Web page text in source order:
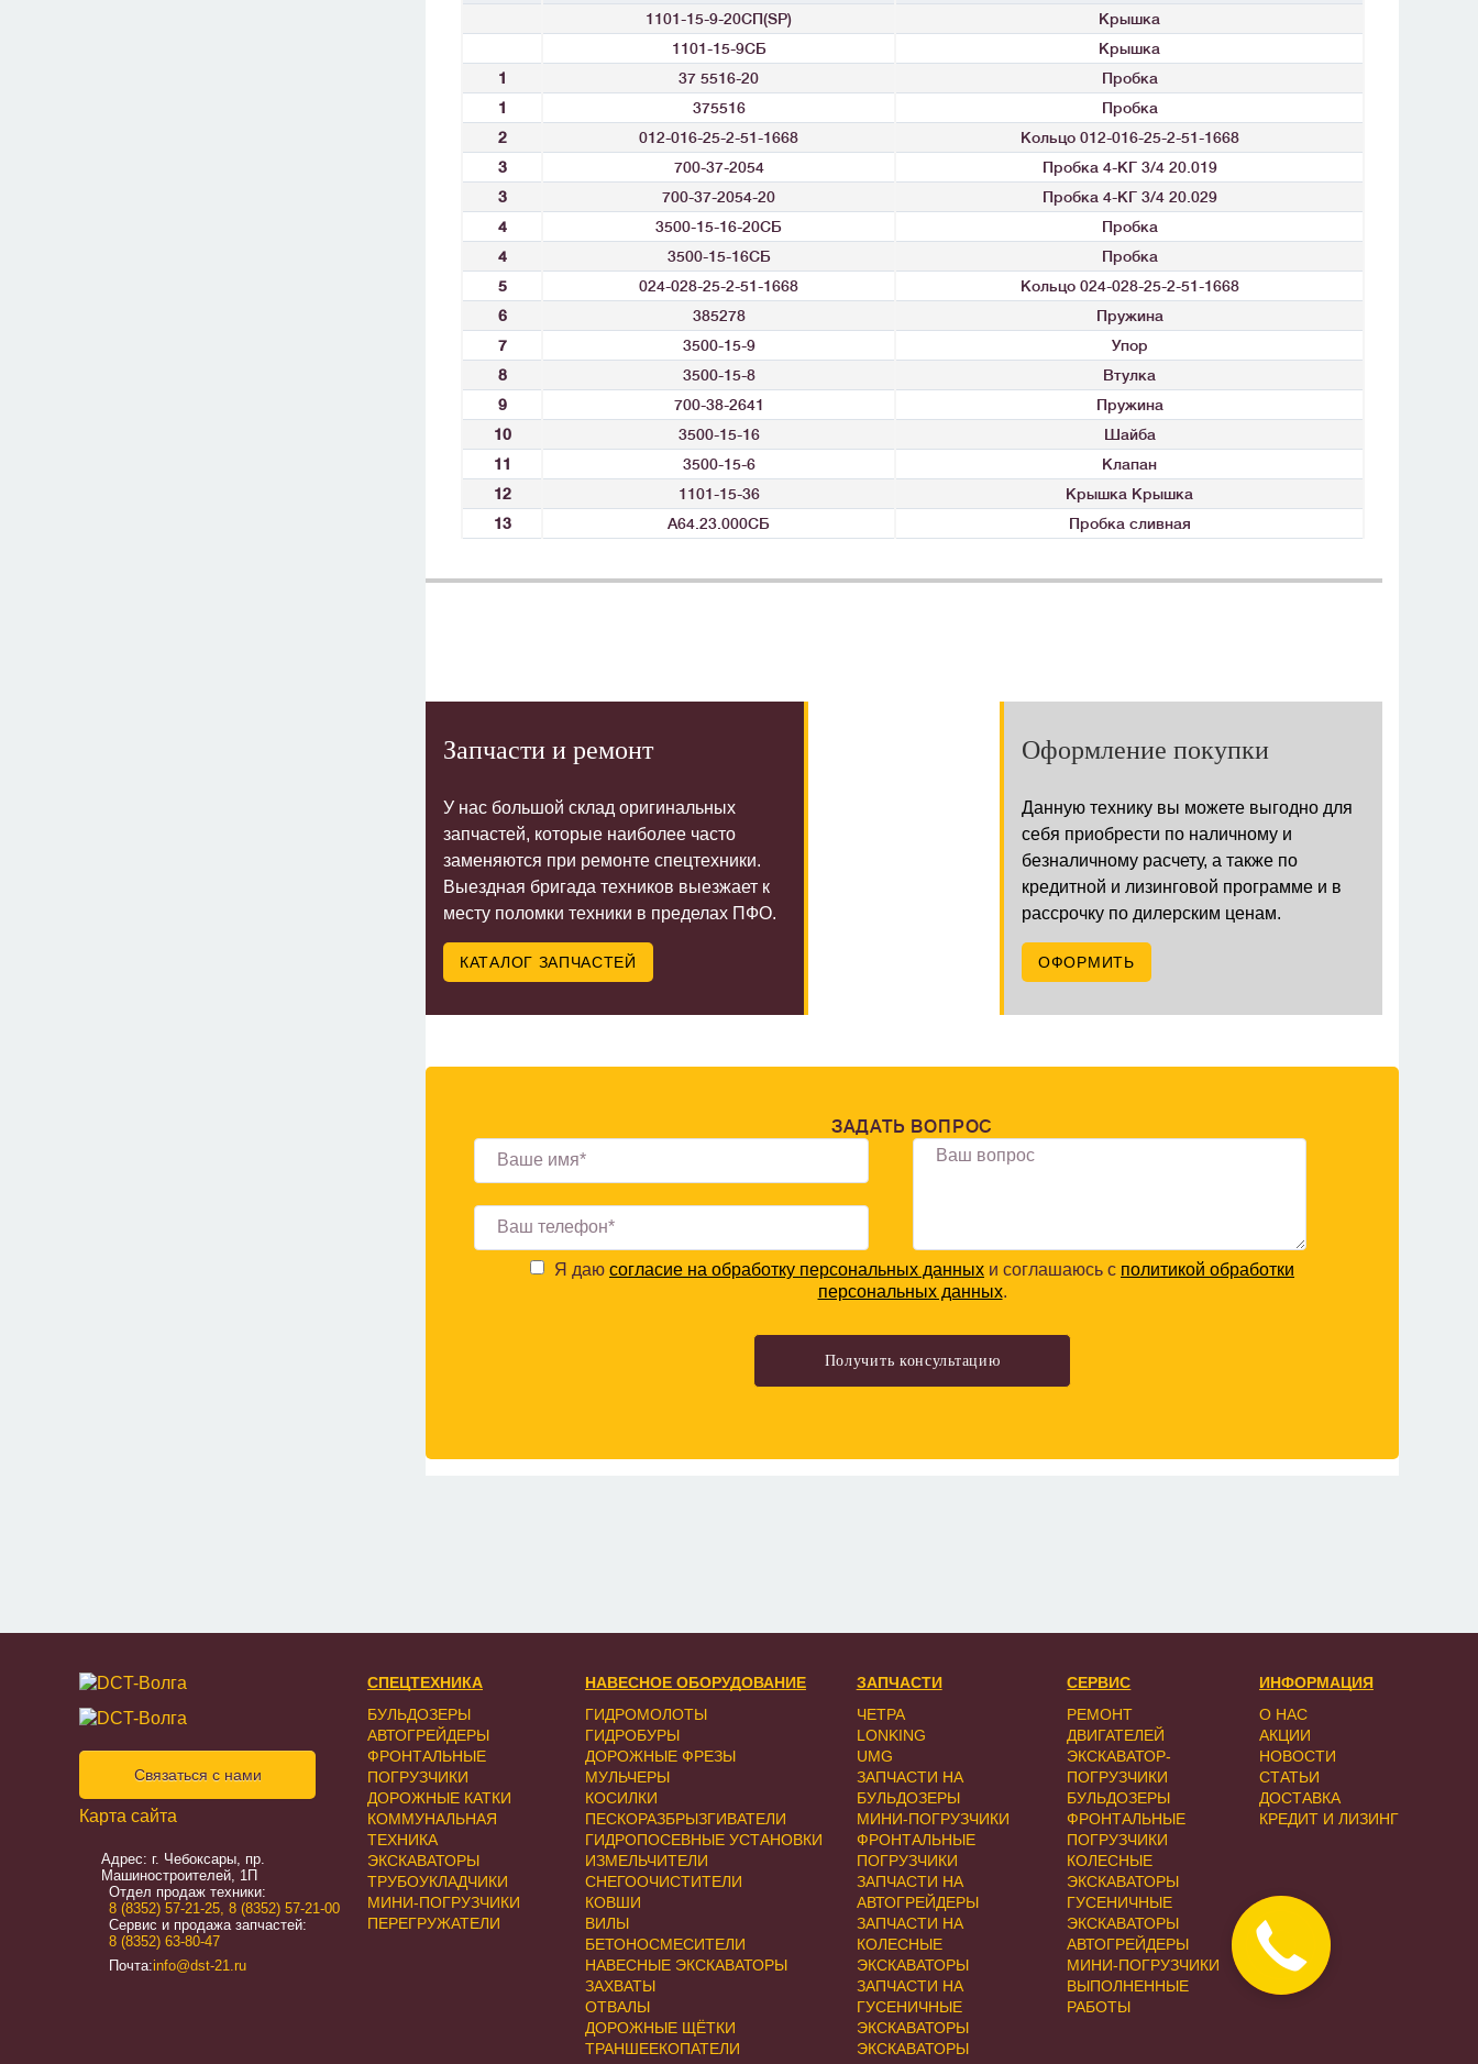
1101-15-9-20СП(SP)
Крышка
1101-15-9СБ
Крышка
1
37 5516-20
Пробка
1
375516
Пробка
2
012-016-25-2-51-1668
Кольцо 012-016-25-2-51-1668
3
700-37-2054
Пробка 4-КГ 3/4 20.019
3
700-37-2054-20
Пробка 4-КГ 3/4 20.029
4
3500-15-16-20СБ
Пробка
4
3500-15-16СБ
Пробка
5
024-028-25-2-51-1668
Кольцо 024-028-25-2-51-1668
6
385278
Пружина
7
3500-15-9
Упор
8
3500-15-8
Втулка
9
700-38-2641
Пружина
10
3500-15-16
Шайба
11
3500-15-6
Клапан
12
1101-15-36
Крышка Крышка
13
А64.23.000СБ Пробка сливная
Запчасти и ремонт
У нас большой склад оригинальных
запчастей, которые наиболее часто
заменяются при ремонте спецтехники.
Выездная бригада техников выезжает к
месту поломки техники в пределах ПФО.
КАТАЛОГ ЗАПЧАСТЕЙ
Оформление покупки
Данную технику вы можете выгодно для
себя приобрести по наличному и
безналичному расчету, а также по
кредитной и лизинговой программе и в
рассрочку по дилерским ценам.
ОФОРМИТЬ
ЗАДАТЬ ВОПРОС
Я даю согласие на обработку персональных данных и соглашаюсь с политикой обработки
персональных данных.
Связаться с нами
Карта сайта
Адрес: г. Чебоксары, пр.
Машиностроителей, 1П
Отдел продаж техники:
8 (8352) 57-21-25 8 (8352) 57-21-00
Сервис и продажа запчастей:
8 (8352) 63-80-47
Почта:info@dst-21.ru
СПЕЦТЕХНИКА
БУЛЬДОЗЕРЫ
АВТОГРЕЙДЕРЫ
ФРОНТАЛЬНЫЕ
ПОГРУЗЧИКИ
ДОРОЖНЫЕ КАТКИ
КОММУНАЛЬНАЯ
ТЕХНИКА
ЭКСКАВАТОРЫ
ТРУБОУКЛАДЧИКИ
МИНИ-ПОГРУЗЧИКИ
ПЕРЕГРУЖАТЕЛИ
НАВЕСНОЕ ОБОРУДОВАНИЕ
ГИДРОМОЛОТЫ
ГИДРОБУРЫ
ДОРОЖНЫЕ ФРЕЗЫ
МУЛЬЧЕРЫ
КОСИЛКИ
ПЕСКОРАЗБРЫЗГИВАТЕЛИ
ГИДРОПОСЕВНЫЕ УСТАНОВКИ
ИЗМЕЛЬЧИТЕЛИ
СНЕГООЧИСТИТЕЛИ
КОВШИ
ВИЛЫ
БЕТОНОСМЕСИТЕЛИ
НАВЕСНЫЕ ЭКСКАВАТОРЫ
ЗАХВАТЫ
ОТВАЛЫ
ДОРОЖНЫЕ ЩЁТКИ
ТРАНШЕЕКОПАТЕЛИ
ЗАПЧАСТИ
ЧЕТРА
LONKING
UMG
ЗАПЧАСТИ НА
БУЛЬДОЗЕРЫ
МИНИ-ПОГРУЗЧИКИ
ФРОНТАЛЬНЫЕ
ПОГРУЗЧИКИ
ЗАПЧАСТИ НА
АВТОГРЕЙДЕРЫ
ЗАПЧАСТИ НА
КОЛЕСНЫЕ
ЭКСКАВАТОРЫ
ЗАПЧАСТИ НА
ГУСЕНИЧНЫЕ
ЭКСКАВАТОРЫ
ЭКСКАВАТОРЫ
СЕРВИС
РЕМОНТ
ДВИГАТЕЛЕЙ
ЭКСКАВАТОР-
ПОГРУЗЧИКИ
БУЛЬДОЗЕРЫ
ФРОНТАЛЬНЫЕ
ПОГРУЗЧИКИ
КОЛЕСНЫЕ
ЭКСКАВАТОРЫ
ГУСЕНИЧНЫЕ
ЭКСКАВАТОРЫ
АВТОГРЕЙДЕРЫ
МИНИ-ПОГРУЗЧИКИ
ВЫПОЛНЕННЫЕ
РАБОТЫ
ИНФОРМАЦИЯ
О НАС
АКЦИИ
НОВОСТИ
СТАТЬИ
ДОСТАВКА
КРЕДИТ И ЛИЗИНГ
Закажите
звонок